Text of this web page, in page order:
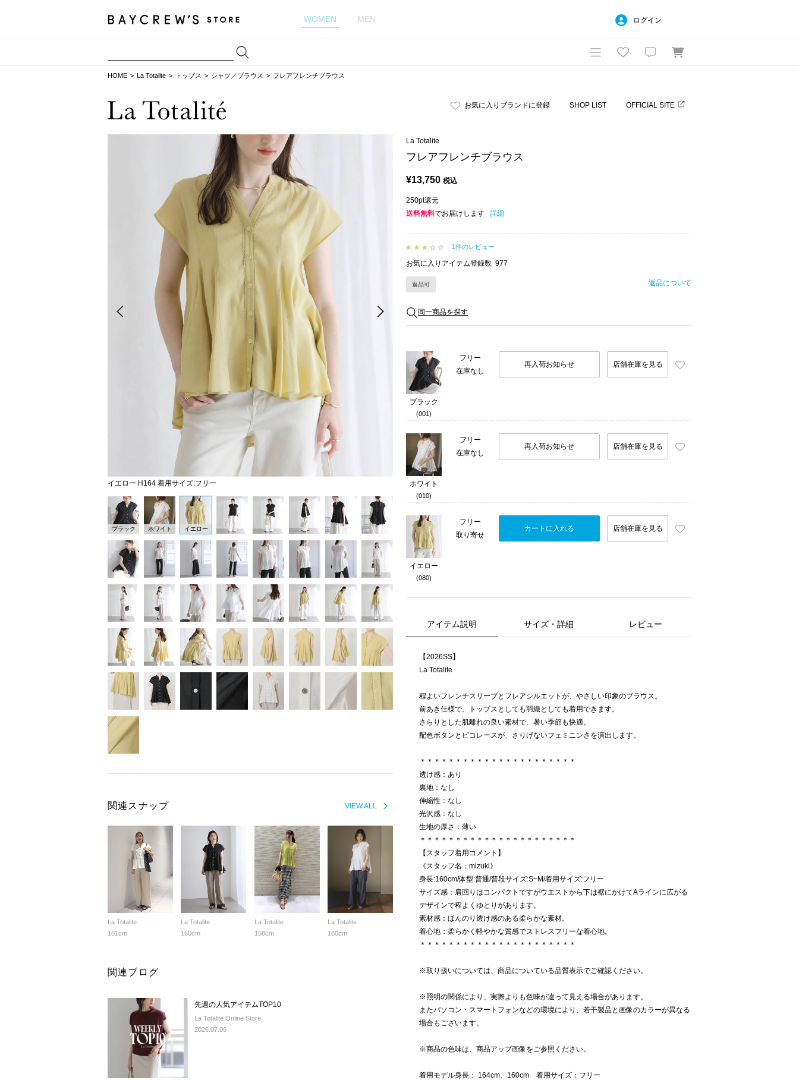
WOMEN MEN ログイン
HOME La Totalite トップス シャツ／ブラウス フレアフレンチブラウス
お気に入りブランドに登録 SHOP LIST OFFICIAL SITE
イエロー H164 着用サイズ:フリー
ブラック ホワイト イエロー
VIEW ALL
関連スナップ
La Totalite
161cm
La Totalite
160cm
La Totalite
158cm
La Totalite
160cm
関連ブログ
先週の人気アイテムTOP10
La Totalite Online Store
2026.07.06
La Totalite
フレアフレンチブラウス
¥13,750 税込
250pt還元
送料無料でお届けします 詳細
1件のレビュー
お気に入りアイテム登録数 977
返品可 返品について
同一商品を探す
ブラック
(001)
フリー
在庫なし
再入荷お知らせ 店舗在庫を見る
ホワイト
(010)
フリー
在庫なし
再入荷お知らせ 店舗在庫を見る
イエロー
(080)
フリー
取り寄せ
カートに入れる 店舗在庫を見る
アイテム説明 サイズ・詳細 レビュー
【2026SS】
La Totalite
程よいフレンチスリーブとフレアシルエットが、やさしい印象のブラウス。
前あき仕様で、トップスとしても羽織としても着用できます。
さらりとした肌離れの良い素材で、暑い季節も快適。
配色ボタンとピコレースが、さりげないフェミニンさを演出します。
＊＊＊＊＊＊＊＊＊＊＊＊＊＊＊＊＊＊＊＊＊＊
透け感：あり
裏地：なし
伸縮性：なし
光沢感：なし
生地の厚さ：薄い
＊＊＊＊＊＊＊＊＊＊＊＊＊＊＊＊＊＊＊＊＊＊
【スタッフ着用コメント】
《スタッフ名：mizuki》
身長:160cm/体型:普通/普段サイズ:S~M/着用サイズ:フリー
サイズ感：肩回りはコンパクトですがウエストから下は裾にかけてAラインに広がる
デザインで程よくゆとりがあります。
素材感：ほんのり透け感のある柔らかな素材。
着心地：柔らかく軽やかな質感でストレスフリーな着心地。
＊＊＊＊＊＊＊＊＊＊＊＊＊＊＊＊＊＊＊＊＊＊
※取り扱いについては、商品についている品質表示でご確認ください。
※照明の関係により、実際よりも色味が違って見える場合があります。
またパソコン・スマートフォンなどの環境により、若干製品と画像のカラーが異なる
場合もございます。
※商品の色味は、商品アップ画像をご参照ください。
着用モデル身長： 164cm、160cm 着用サイズ：フリー